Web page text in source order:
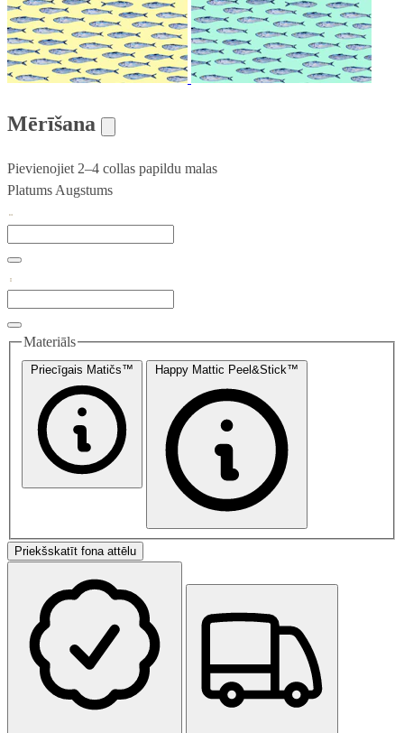
Mērīšana
Pievienojiet 2–4 collas papildu malas
Platums Augstums
Materiāls
Priecīgais Matičs™ Happy Mattic Peel&Stick™
Priekšskatīt fona attēlu